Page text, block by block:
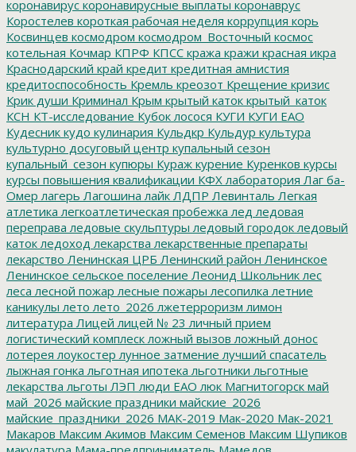
коронавирус коронавирусные выплаты коронаврус
Коростелев короткая рабочая неделя коррупция корь
Косвинцев космодром космодром_Восточный космос
котельная Кочмар КПРФ КПСС кража кражи красная икра
Краснодарский край кредит кредитная амнистия
кредитоспособность Кремль креозот Крещение кризис
Крик души Криминал Крым крытый каток крытый_каток
КСН КТ-исследование Кубок лосося КУГИ КУГИ ЕАО
Кудесник кудо кулинария Кульдкр Кульдур культура
культурно досуговый центр купальный сезон
купальный_сезон купюры Кураж курение Куренков курсы
курсы повышения квалификации КФХ лаборатория Лаг ба-
Омер лагерь Лагошина лайк ЛДПР Левинталь Легкая
атлетика легкоатлетическая пробежка лед ледовая
переправа ледовые скульптуры ледовый городок ледовый
каток ледоход лекарства лекарственные препараты
лекарство Ленинская ЦРБ Ленинский район Ленинское
Ленинское сельское поселение Леонид Школьник лес
леса лесной пожар лесные пожары лесопилка летние
каникулы лето лето_2026 лжетерроризм лимон
литература Лицей лицей № 23 личный прием
логистический комплеск ложный вызов ложный донос
лотерея лоукостер лунное затмение лучший спасатель
лыжная гонка льготная ипотека льготники льготные
лекарства льготы ЛЭП люди ЕАО люк Магнитогорск май
май_2026 майские праздники майские_2026
майские_праздники_2026 МАК-2019 Мак-2020 Мак-2021
Макаров Максим Акимов Максим Семенов Максим Шупиков